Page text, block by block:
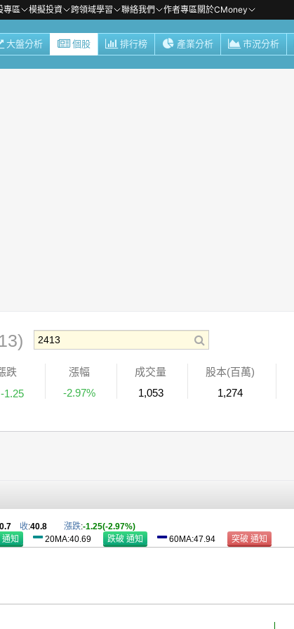
專區 模擬投資 跨領域學習 聯絡我們 作者專區關於CMoney
大盤分析 個股 排行榜 產業分析 市況分析
跌
-1.25
漲幅
-2.97%
成交量
1,053
股本(百萬)
1,274
收:40.8 漲跌:-1.25(-2.97%)
20MA:40.69 60MA:47.94